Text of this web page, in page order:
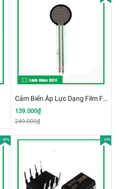
Cảm Biến Áp Lực Dạng Film FSR402 Hàng Zin
139.000₫
249.000₫
- 47% - 17%